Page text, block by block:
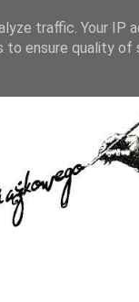
PO GODZINACH
traffic. Your IP
ensure quality of